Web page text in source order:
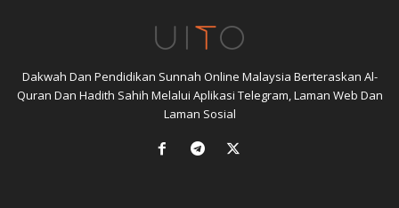
Dakwah Dan Pendidikan Sunnah Online Malaysia Berteraskan Al-
Quran Dan Hadith Sahih Melalui Aplikasi Telegram, Laman Web Dan
Laman Sosial